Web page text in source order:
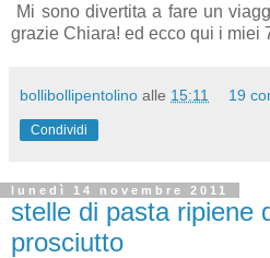
Mi sono divertita a fare un
grazie Chiara! ed ecco qui i miei
bollibollipentolino alle 15:11 19
Condividi
lunedì 14 novembre 2011
stelle di pasta ripiene
prosciutto